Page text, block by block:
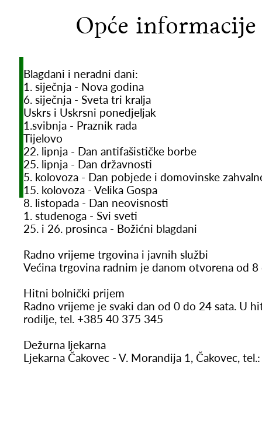
Opće informacije
Blagdani i neradni dani:
1. siječnja - Nova godina
6. siječnja - Sveta tri kralja
Uskrs i Uskrsni ponedjeljak
1.svibnja - Praznik rada
Tijelovo
22. lipnja - Dan antifašističke borbe
25. lipnja - Dan državnosti
5. kolovoza - Dan pobjede i domovinske
15. kolovoza - Velika Gospa
8. listopada - Dan neovisnosti
1. studenoga - Svi sveti
25. i 26. prosinca - Božićni blagdani
Radno vrijeme trgovina i javnih službi
Većina trgovina radnim je danom otvorena od 8
Hitni bolnički prijem
Radno vrijeme je svaki dan od 0 do 24 sata. U
rodilje, tel. +385 40 375 345
Dežurna ljekarna
Ljekarna Čakovec - V. Morandija 1, Čakovec,